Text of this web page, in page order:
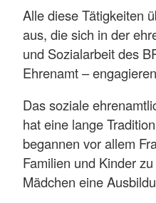
Alle diese Tätigkeiten
aus, die sich in der
und Sozialarbeit des
Ehrenamt –
Das soziale
hat eine lange
begannen vor allem
Familien und Kinder
Mädchen eine